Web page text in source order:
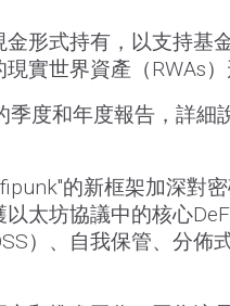
形式持有，以支持基
實世界資產（RWAs）
季度和年度報告，詳細
的新框架加深對
太坊協議中的核心
）、自我保管、分佈